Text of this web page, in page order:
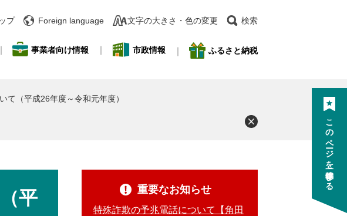
プ Foreign language 文字の大きさ・色の変更 検索
事業者向け情報 市政情報 ふるさと納税
て（平成26年度～令和元年度）
平
重要なお知らせ
特殊詐欺の予兆電話について【角田
このページを一時保存する